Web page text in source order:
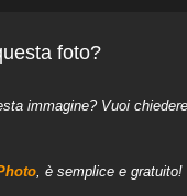
foto?
immagine? Vuoi
, è semplice e gratuito!